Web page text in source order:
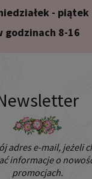
- piątek
godzinach 8-16
adres e-mail, jeżeli
informacje o
promocjach.